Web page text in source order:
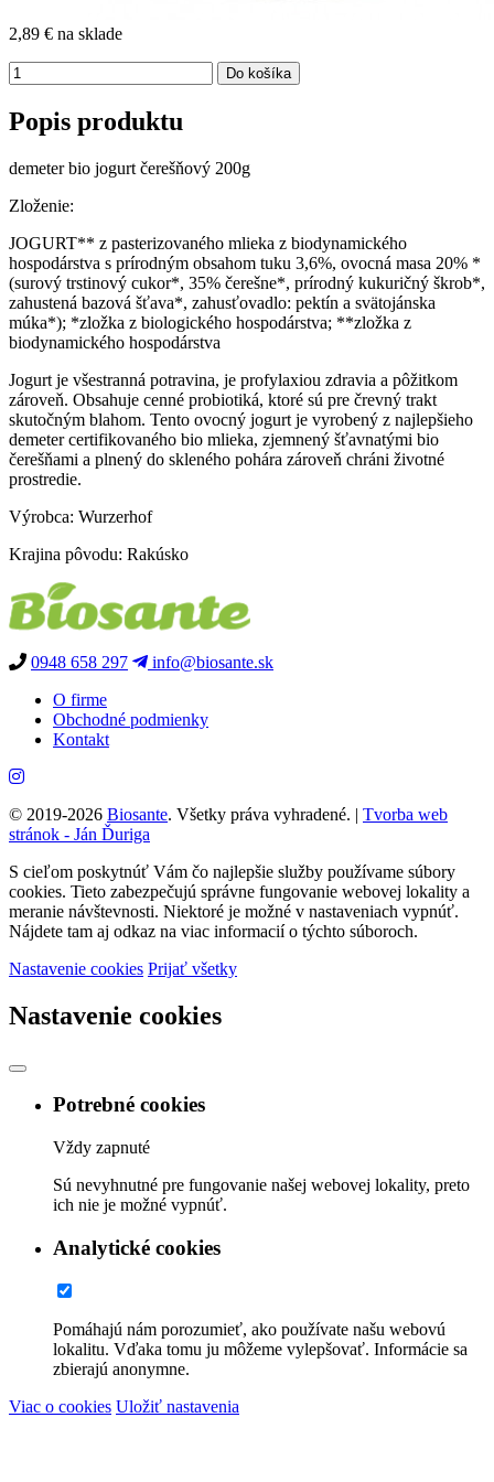
2,89 € na sklade
Popis produktu
demeter bio jogurt čerešňový 200g
Zloženie:
JOGURT** z pasterizovaného mlieka z biodynamického
hospodárstva s prírodným obsahom tuku 3,6%, ovocná masa 20% *
(surový trstinový cukor*, 35% čerešne*, prírodný kukuričný škrob*,
zahustená bazová šťava*, zahusťovadlo: pektín a svätojánska
múka*); *zložka z biologického hospodárstva; **zložka z
biodynamického hospodárstva
Jogurt je všestranná potravina, je profylaxiou zdravia a pôžitkom
zároveň. Obsahuje cenné probiotiká, ktoré sú pre črevný trakt
skutočným blahom. Tento ovocný jogurt je vyrobený z najlepšieho
demeter certifikovaného bio mlieka, zjemnený šťavnatými bio
čerešňami a plnený do skleného pohára zároveň chráni životné
prostredie.
Výrobca: Wurzerhof
Krajina pôvodu: Rakúsko
0948 658 297
info@biosante.sk
O firme
Obchodné podmienky
Kontakt
© 2019-2026 Biosante. Všetky práva vyhradené. | Tvorba web
stránok - Ján Ďuriga
S cieľom poskytnúť Vám čo najlepšie služby používame súbory
cookies. Tieto zabezpečujú správne fungovanie webovej lokality a
meranie návštevnosti. Niektoré je možné v nastaveniach vypnúť.
Nájdete tam aj odkaz na viac informacií o týchto súboroch.
Nastavenie cookies Prijať všetky
Nastavenie cookies
Potrebné cookies
Vždy zapnuté
Sú nevyhnutné pre fungovanie našej webovej lokality, preto
ich nie je možné vypnúť.
Analytické cookies
Pomáhajú nám porozumieť, ako používate našu webovú
lokalitu. Vďaka tomu ju môžeme vylepšovať. Informácie sa
zbierajú anonymne.
Viac o cookies Uložiť nastavenia